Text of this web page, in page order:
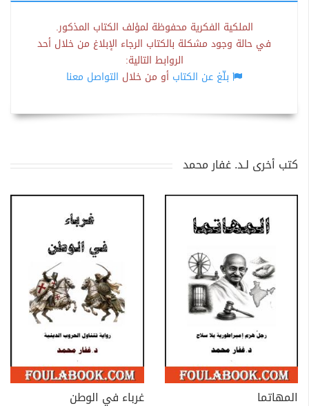
الملكية الفكرية محفوظة لمؤلف الكتاب المذكور.
في حالة وجود مشكلة بالكتاب الرجاء الإبلاغ من خلال أحد
الروابط التالية:
بلّغ عن الكتاب أو من خلال التواصل معنا
كتب أخرى لـد. غفار محمد
المهاتما غرباء في الوطن